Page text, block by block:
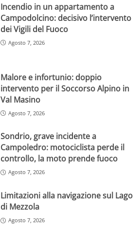
Incendio in un appartamento a
Campodolcino: decisivo l’intervento
dei Vigili del Fuoco
Agosto 7, 2026
Malore e infortunio: doppio
intervento per il Soccorso Alpino in
Val Masino
Agosto 7, 2026
Sondrio, grave incidente a
Campoledro: motociclista perde il
controllo, la moto prende fuoco
Agosto 7, 2026
Limitazioni alla navigazione sul Lago
di Mezzola
Agosto 7, 2026